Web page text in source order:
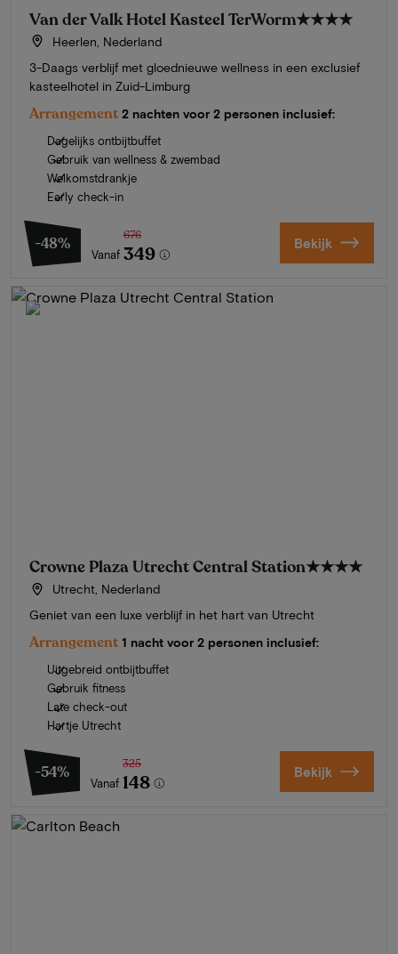
Van der Valk Hotel Kasteel TerWorm★★★★
Heerlen, Nederland
3-Daags verblijf met gloednieuwe wellness in een exclusief
kasteelhotel in Zuid-Limburg
Arrangement 2 nachten voor 2 personen inclusief:
Dagelijks ontbijtbuffet
Gebruik van wellness & zwembad
Welkomstdrankje
Early check-in
-48%
Vanaf
676
349 Bekijk
Crowne Plaza Utrecht Central Station★★★★
Utrecht, Nederland
Geniet van een luxe verblijf in het hart van Utrecht
Arrangement 1 nacht voor 2 personen inclusief:
Uitgebreid ontbijtbuffet
Gebruik fitness
Late check-out
Hartje Utrecht
-54%
Vanaf
325
148 Bekijk